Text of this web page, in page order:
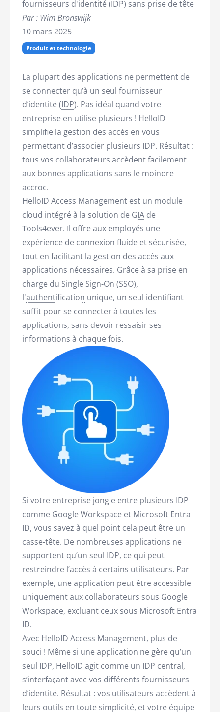
fournisseurs d'identité (IDP) sans prise de tête
Par : Wim Bronswijk
10 mars 2025
Produit et technologie
La plupart des applications ne permettent de
se connecter qu’à un seul fournisseur
d’identité (IDP). Pas idéal quand votre
entreprise en utilise plusieurs ! HelloID
simplifie la gestion des accès en vous
permettant d’associer plusieurs IDP. Résultat :
tous vos collaborateurs accèdent facilement
aux bonnes applications sans le moindre
accroc.
HelloID Access Management est un module
cloud intégré à la solution de GIA de
Tools4ever. Il offre aux employés une
expérience de connexion fluide et sécurisée,
tout en facilitant la gestion des accès aux
applications nécessaires. Grâce à sa prise en
charge du Single Sign-On (SSO),
l'authentification unique, un seul identifiant
suffit pour se connecter à toutes les
applications, sans devoir ressaisir ses
informations à chaque fois.
Si votre entreprise jongle entre plusieurs IDP
comme Google Workspace et Microsoft Entra
ID, vous savez à quel point cela peut être un
casse-tête. De nombreuses applications ne
supportent qu’un seul IDP, ce qui peut
restreindre l’accès à certains utilisateurs. Par
exemple, une application peut être accessible
uniquement aux collaborateurs sous Google
Workspace, excluant ceux sous Microsoft Entra
ID.
Avec HelloID Access Management, plus de
souci ! Même si une application ne gère qu’un
seul IDP, HelloID agit comme un IDP central,
s’interfaçant avec vos différents fournisseurs
d’identité. Résultat : vos utilisateurs accèdent à
leurs outils en toute simplicité, et votre équipe